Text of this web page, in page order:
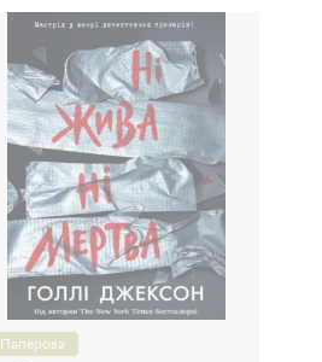
Паперова